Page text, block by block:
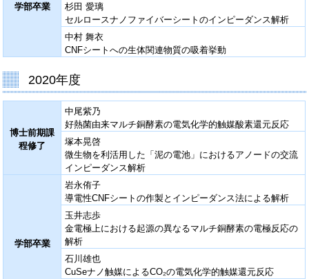
学部卒業
杉田 愛璃
セルロースナノファイバーシートのインピーダンス解析
中村 舞衣
CNFシートへの生体関連物質の吸着挙動
2020年度
博士前期課
程修了
中尾紫乃
好熱菌由来マルチ銅酵素の電気化学的触媒酸素還元反応
塚本晃啓
微生物を利活用した「泥の電池」におけるアノードの交流
インピーダンス解析
学部卒業
岩永侑子
導電性CNFシートの作製とインピーダンス法による解析
玉井志歩
金電極上における起源の異なるマルチ銅酵素の電極反応の
解析
石川雄也
CuSeナノ触媒によるCO₂の電気化学的触媒還元反応